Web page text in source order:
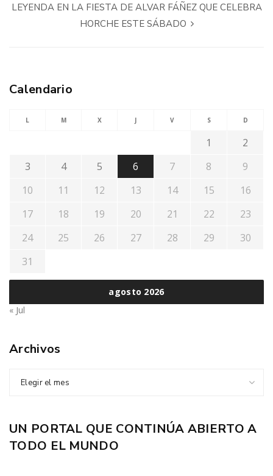
LEYENDA EN LA FIESTA DE ALVAR FÁÑEZ QUE CELEBRA
HORCHE ESTE SÁBADO
Calendario
agosto 2026
L M X J V S D
1
2
3
4 5 6 7 8
9
10
11 12 13 14 15
16
17
18 19 20 21 22
23
24
25 26 27 28 29
30
31
« Jul
Archivos
Elegir el mes
UN PORTAL QUE CONTINÚA ABIERTO A
TODO EL MUNDO